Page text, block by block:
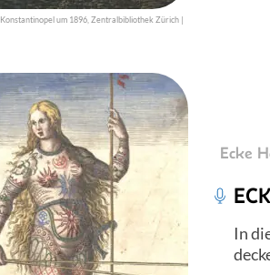
Konstantinopel um 1896, Zentralbibliothek Zürich |
Ecke
In